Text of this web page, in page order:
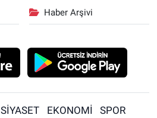
Haber Arşivi
SİYASET EKONOMİ
SPOR